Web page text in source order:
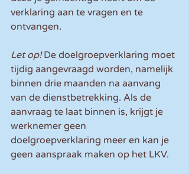
verklaring aan te vragen en te
ontvangen.
Let op! De doelgroepverklaring moet
tijdig aangevraagd worden, namelijk
binnen drie maanden na aanvang
van de dienstbetrekking. Als de
aanvraag te laat binnen is, krijgt je
werknemer geen
doelgroepverklaring meer en kan je
geen aanspraak maken op het LKV.